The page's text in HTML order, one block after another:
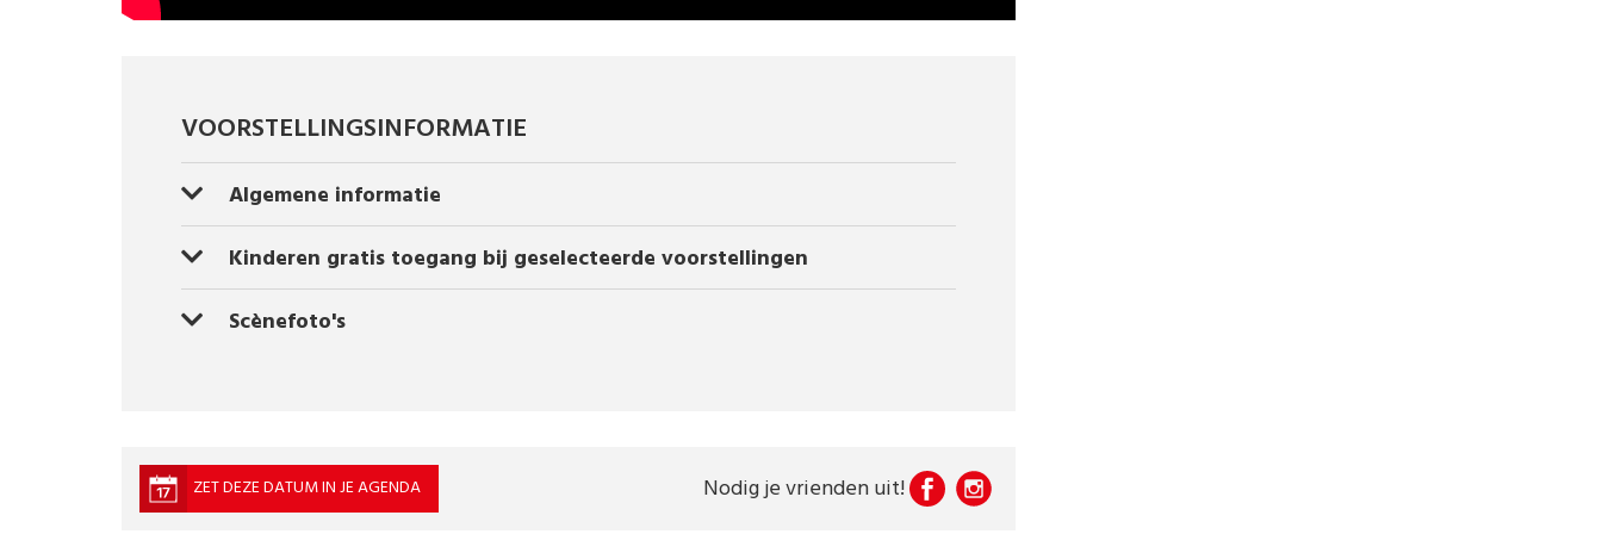
VOORSTELLINGSINFORMATIE
Algemene informatie
Kinderen gratis toegang bij geselecteerde voorstellingen
Scènefoto's
ZET DEZE DATUM IN JE AGENDA Nodig je vrienden uit!